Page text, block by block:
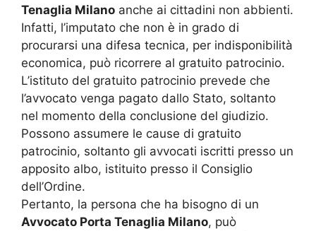
Tenaglia Milano anche ai cittadini non abbienti.
Infatti, l’imputato che non è in grado di
procurarsi una difesa tecnica, per indisponibilità
economica, può ricorrere al gratuito patrocinio.
L’istituto del gratuito patrocinio prevede che
l’avvocato venga pagato dallo Stato, soltanto
nel momento della conclusione del giudizio.
Possono assumere le cause di gratuito
patrocinio, soltanto gli avvocati iscritti presso un
apposito albo, istituito presso il Consiglio
dell’Ordine.
Pertanto, la persona che ha bisogno di un
Avvocato Porta Tenaglia Milano, può